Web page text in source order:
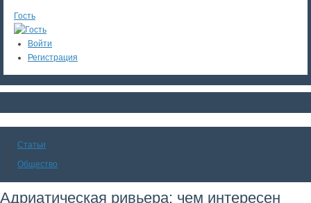
Гость
Войти
Регистрация
Статьи
Общество
Адриатическая ривьера: чем интересен